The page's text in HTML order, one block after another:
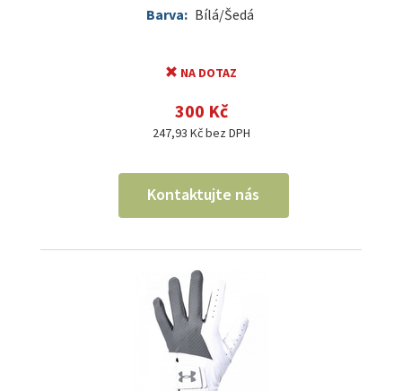
Barva: Bílá/Šedá
NA DOTAZ
300 Kč
247,93 Kč bez DPH
Kontaktujte nás